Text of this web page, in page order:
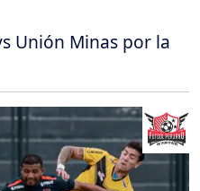
Unión Minas por la